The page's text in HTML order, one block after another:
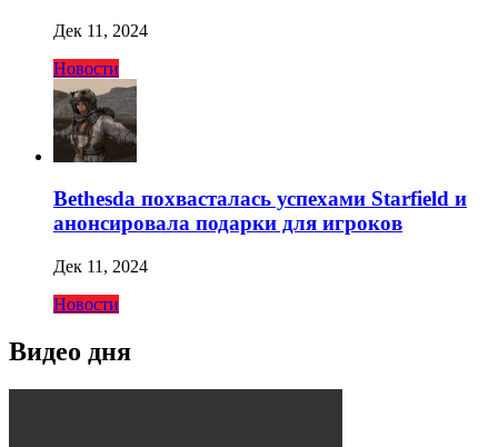
Дек 11, 2024
Новости
Bethesda похвасталась успехами Starfield и
анонсировала подарки для игроков
Дек 11, 2024
Новости
Видео дня